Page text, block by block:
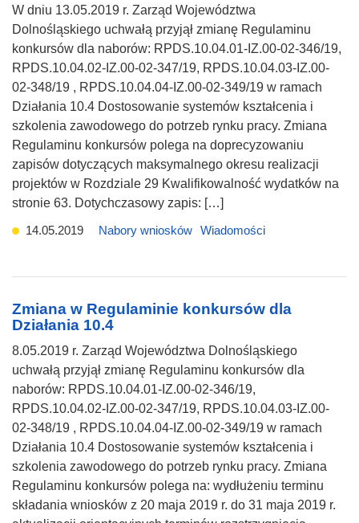
W dniu 13.05.2019 r. Zarząd Województwa
Dolnośląskiego uchwałą przyjął zmianę Regulaminu
konkursów dla naborów: RPDS.10.04.01-IZ.00-02-346/19,
RPDS.10.04.02-IZ.00-02-347/19, RPDS.10.04.03-IZ.00-
02-348/19 , RPDS.10.04.04-IZ.00-02-349/19 w ramach
Działania 10.4 Dostosowanie systemów kształcenia i
szkolenia zawodowego do potrzeb rynku pracy. Zmiana
Regulaminu konkursów polega na doprecyzowaniu
zapisów dotyczących maksymalnego okresu realizacji
projektów w Rozdziale 29 Kwalifikowalność wydatków na
stronie 63. Dotychczasowy zapis: […]
14.05.2019
Nabory wniosków Wiadomości
Zmiana w Regulaminie konkursów dla
Działania 10.4
8.05.2019 r. Zarząd Województwa Dolnośląskiego
uchwałą przyjął zmianę Regulaminu konkursów dla
naborów: RPDS.10.04.01-IZ.00-02-346/19,
RPDS.10.04.02-IZ.00-02-347/19, RPDS.10.04.03-IZ.00-
02-348/19 , RPDS.10.04.04-IZ.00-02-349/19 w ramach
Działania 10.4 Dostosowanie systemów kształcenia i
szkolenia zawodowego do potrzeb rynku pracy. Zmiana
Regulaminu konkursów polega na: wydłużeniu terminu
składania wniosków z 20 maja 2019 r. do 31 maja 2019 r.